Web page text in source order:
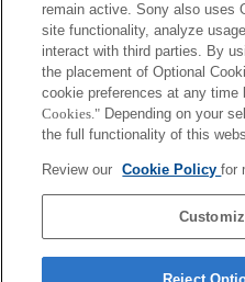
VCT-P300
VCT-VPR1
VCT-VPR10
remain active. Sony also uses
site functionality, analyze
interact with third parties. By
the placement of Optional
cookie preferences at any time
Cookies." Depending on your
the full functionality of this
Review our Cookie Policyfor